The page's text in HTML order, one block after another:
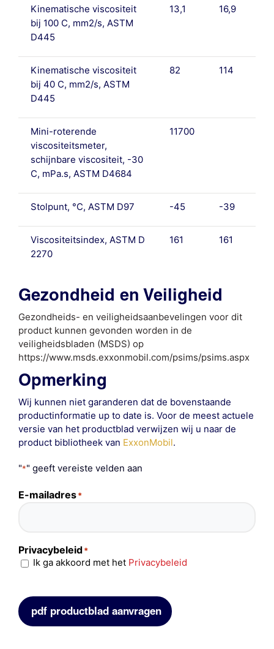
Kinematische viscositeit
bij 100 C, mm2/s, ASTM
D445
13,1 16,9
Kinematische viscositeit
bij 40 C, mm2/s, ASTM
D445
82 114
Mini-roterende
viscositeitsmeter,
schijnbare viscositeit, -30
C, mPa.s, ASTM D4684
11700
Stolpunt, °C, ASTM D97 -45 -39
Viscositeitsindex, ASTM D
2270
161 161
Gezondheid en Veiligheid
Gezondheids- en veiligheidsaanbevelingen voor dit
product kunnen gevonden worden in de
veiligheidsbladen (MSDS) op
https://www.msds.exxonmobil.com/psims/psims.aspx
Opmerking
Wij kunnen niet garanderen dat de bovenstaande
productinformatie up to date is. Voor de meest actuele
versie van het productblad verwijzen wij u naar de
product bibliotheek van ExxonMobil.
"*" geeft vereiste velden aan
E-mailadres*
Privacybeleid*
Ik ga akkoord met het Privacybeleid
pdf productblad aanvragen